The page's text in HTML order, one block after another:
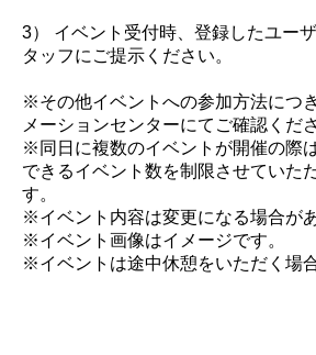
3） イベント受付時、登録したユー
タッフにご提示ください。
※その他イベントへの参加方法につ
メーションセンターにてご確認くださ
※同日に複数のイベントが開催の際
できるイベント数を制限させていた
す。
※イベント内容は変更になる場合が
※イベント画像はイメージです。
※イベントは途中休憩をいただく場